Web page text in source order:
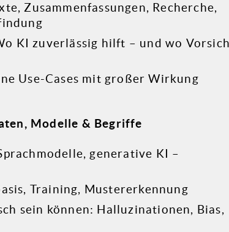
Zusammenfassungen, Recherche,
KI zuverlässig hilft – und wo
Use-Cases mit großer Wirkung
Modelle & Begriffe
generative KI –
Training, Mustererkennung
sein können: Halluzinationen, Bias,